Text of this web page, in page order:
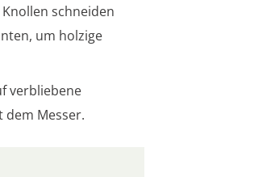
schneiden
um holzige
verbliebene
dem Messer.